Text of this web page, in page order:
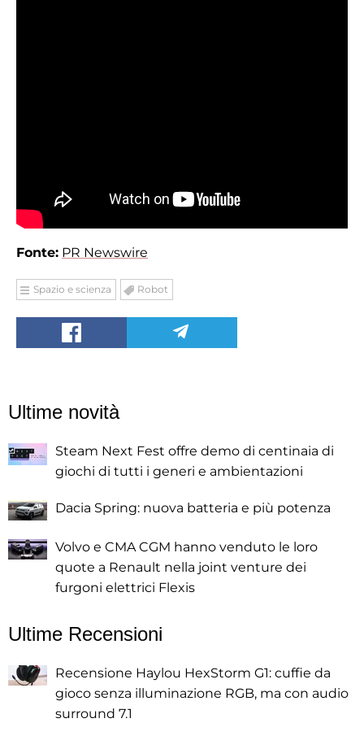
Fonte: PR Newswire
Spazio e scienza Robot
Ultime novità
Steam Next Fest offre demo di centinaia di
giochi di tutti i generi e ambientazioni
Dacia Spring: nuova batteria e più potenza
Volvo e CMA CGM hanno venduto le loro
quote a Renault nella joint venture dei
furgoni elettrici Flexis
Ultime Recensioni
Recensione Haylou HexStorm G1: cuffie da
gioco senza illuminazione RGB, ma con audio
surround 7.1